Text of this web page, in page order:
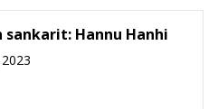
mm * 260 mm * 13 mm
322g
sankarit: Hannu Hanhi